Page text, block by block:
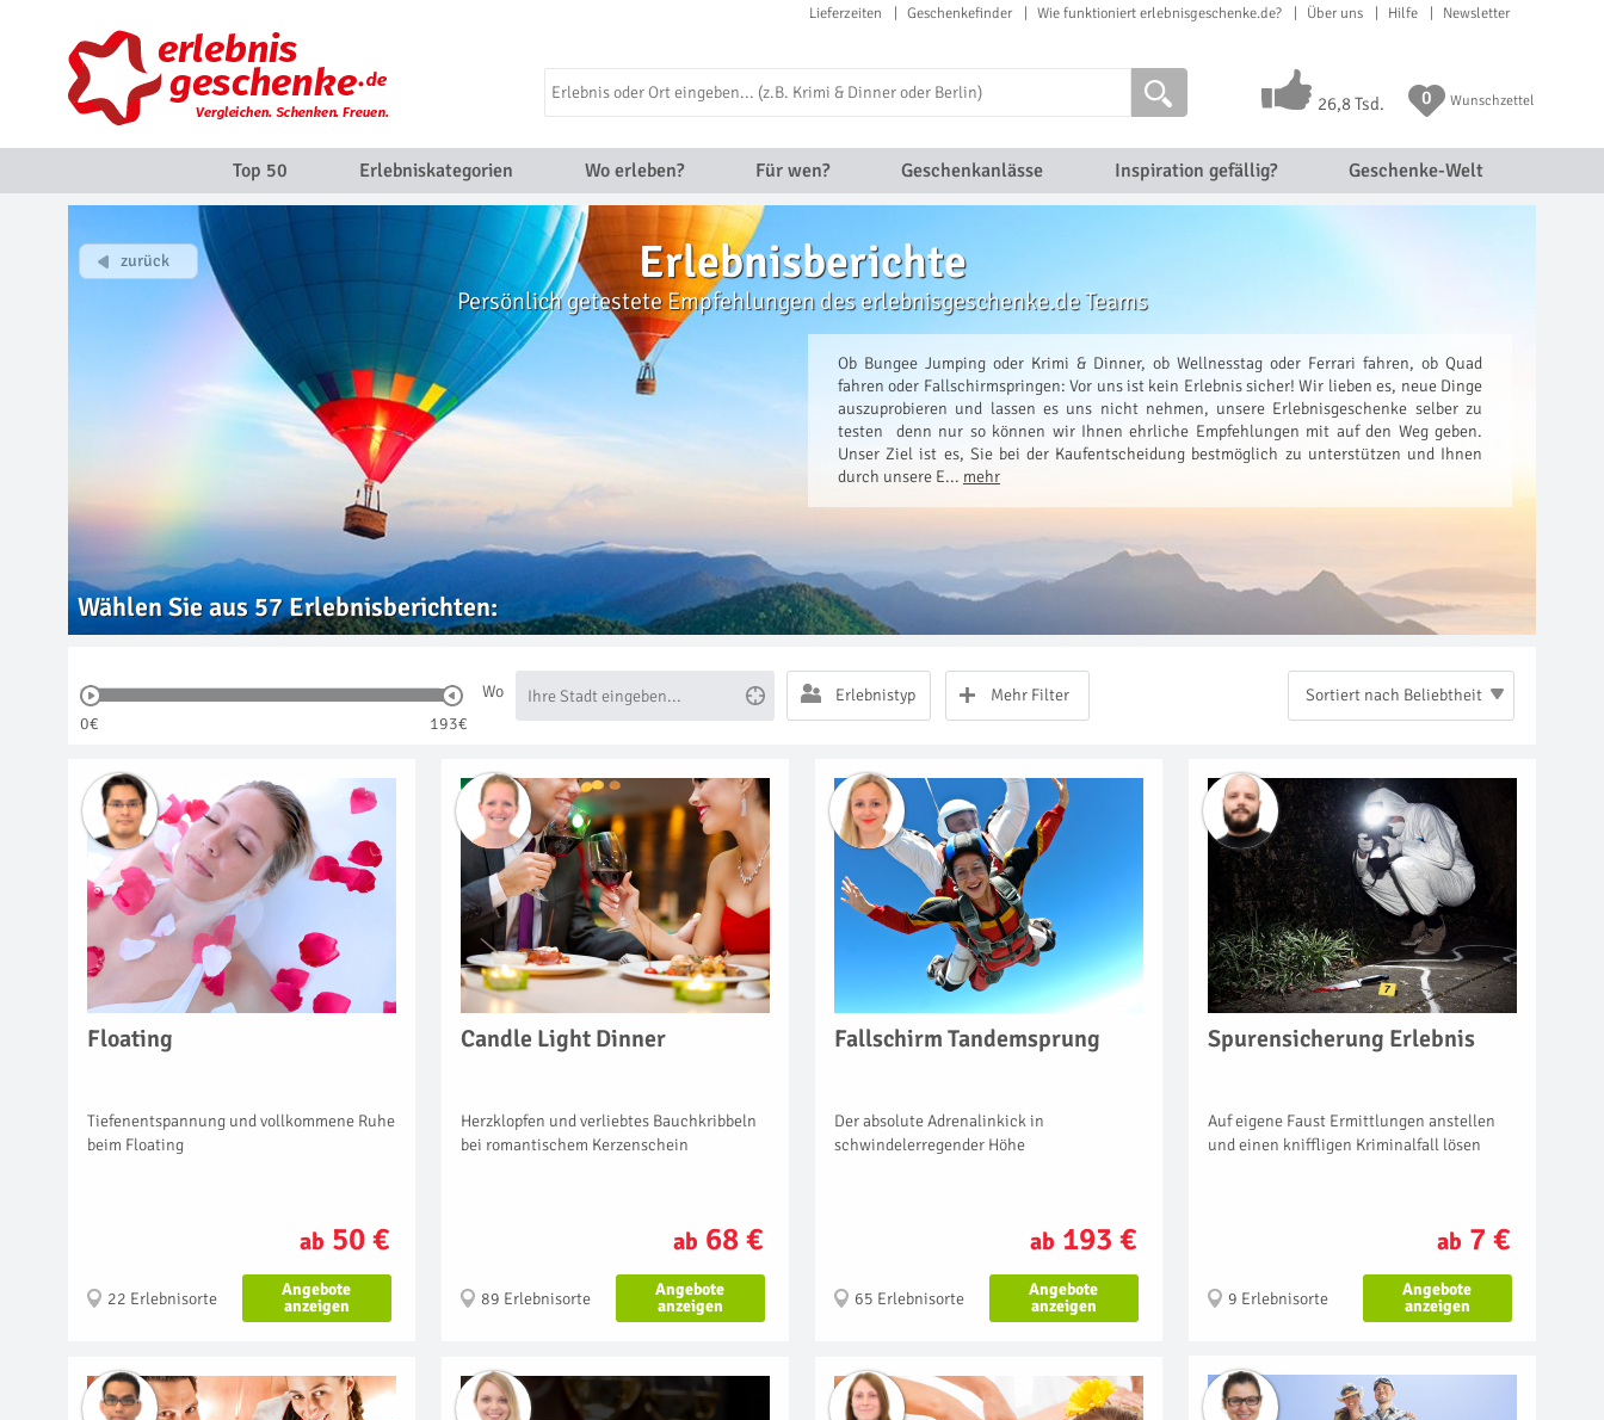
Lieferzeiten Geschenkefinder Wie funktioniert erlebnisgeschenke.de? Über uns Hilfe Newsletter
26,8 Tsd. 0 Wunschzettel
Top 50 Erlebniskategorien Wo erleben? Für wen? Geschenkanlässe Inspiration gefällig? Geschenke-Welt
Erlebnisberichte
Persönlich getestete Empfehlungen des erlebnisgeschenke.de Teams
Ob Bungee Jumping oder Krimi & Dinner, ob Wellnesstag oder Ferrari fahren, ob Quad
fahren oder Fallschirmspringen: Vor uns ist kein Erlebnis sicher! Wir lieben es, neue Dinge
auszuprobieren und lassen es uns nicht nehmen, unsere Erlebnisgeschenke selber zu
testen  denn nur so können wir Ihnen ehrliche Empfehlungen mit auf den Weg geben.
Unser Ziel ist es, Sie bei der Kaufentscheidung bestmöglich zu unterstützen und Ihnen
durch unsere E...
Wählen Sie aus57Erlebnisberichten:
0€ 193€
Wo Erlebnistyp Mehr Filter Sortiert nach Beliebtheit
Floating
Tiefenentspannung und vollkommene Ruhe
beim Floating
ab 50 €
22 Erlebnisorte
Angebote
anzeigen
Candle Light Dinner
Herzklopfen und verliebtes Bauchkribbeln
bei romantischem Kerzenschein
ab 68 €
89 Erlebnisorte
Angebote
anzeigen
Fallschirm Tandemsprung
Der absolute Adrenalinkick in
schwindelerregender Höhe
ab 193 €
65 Erlebnisorte
Angebote
anzeigen
Spurensicherung Erlebnis
Auf eigene Faust Ermittlungen anstellen
und einen kniffligen Kriminalfall lösen
ab 7 €
9 Erlebnisorte
Angebote
anzeigen